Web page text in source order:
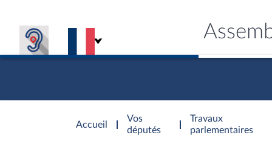
Accueil
d'accueil
Vos
députés
Travaux
parlementaires